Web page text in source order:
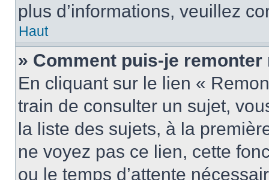
plus d’informations, veuillez
Haut
» Comment puis-je
En cliquant sur le lien «
train de consulter un sujet,
la liste des sujets, à la
ne voyez pas ce lien, cette
ou le temps d’attente